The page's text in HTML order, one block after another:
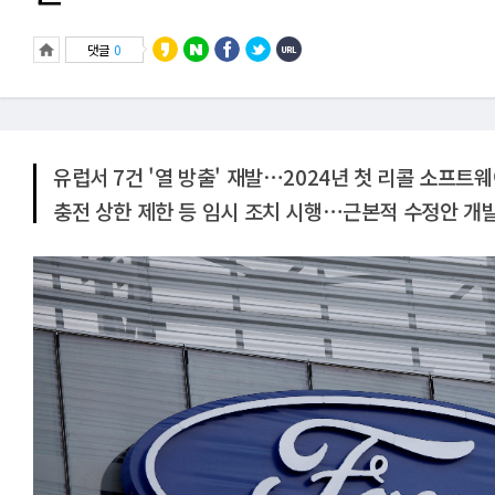
댓글 0
유럽서 7건 '열 방출' 재발⋯2024년 첫 리콜 소프트웨
충전 상한 제한 등 임시 조치 시행⋯근본적 수정안 개